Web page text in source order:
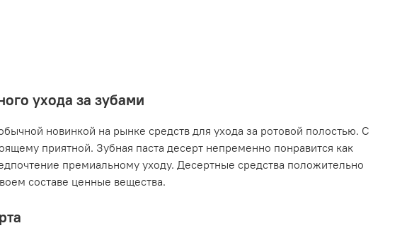
ухода за зубами
новинкой на рынке средств для ухода за ротовой полостью. С
приятной. Зубная паста десерт непременно понравится как
премиальному уходу. Десертные средства положительно
составе ценные вещества.